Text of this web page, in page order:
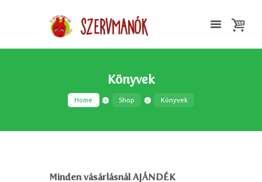
Könyvek
Home Shop Könyvek
Minden vásárlásnál AJÁNDÉK